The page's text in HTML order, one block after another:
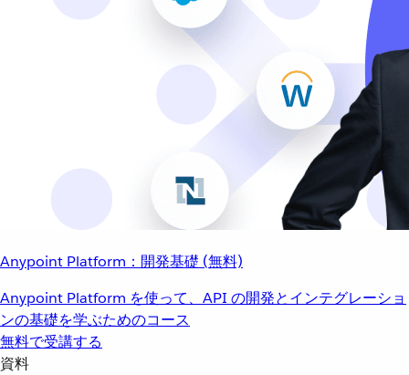
Anypoint Platform：開発基礎 (無料)
Anypoint Platform を使って、API の開発とインテグレーショ
ンの基礎を学ぶためのコース
無料で受講する
資料